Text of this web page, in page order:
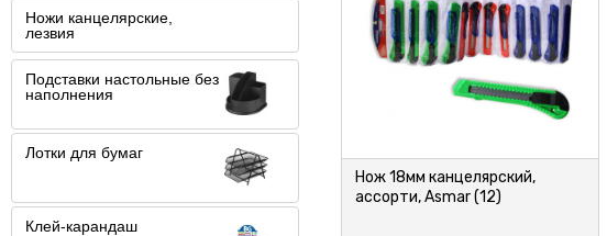
Ножи канцелярские,
лезвия
Подставки настольные без
наполнения
Лотки для бумаг
Клей-карандаш
Нож 18мм канцелярский,
ассорти, Asmar (12)